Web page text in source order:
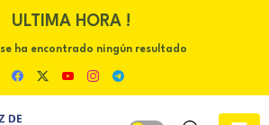
ULTIMA HORA !
ha encontrado ningún resultado